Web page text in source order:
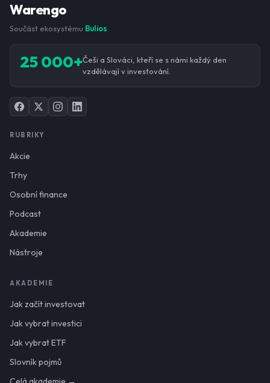
Warengo
Součást ekosystému Bulios
25 000+Češi a Slováci, kteří se s námi každý den
vzdělávají v investování.
RUBRIKY
Akcie
Trhy
Osobní finance
Podcast
Akademie
Nástroje
AKADEMIE
Jak začít investovat
Jak vybrat investici
Jak vybrat ETF
Slovník pojmů